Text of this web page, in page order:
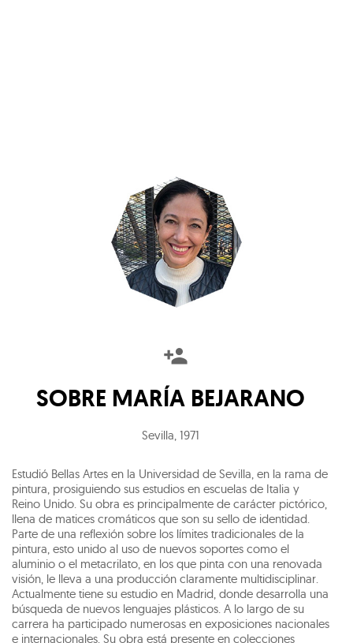
SOBRE MARÍA BEJARANO
Sevilla, 1971
Estudió Bellas Artes en la Universidad de Sevilla, en la rama de
pintura, prosiguiendo sus estudios en escuelas de Italia y
Reino Unido. Su obra es principalmente de carácter pictórico,
llena de matices cromáticos que son su sello de identidad.
Parte de una reflexión sobre los límites tradicionales de la
pintura, esto unido al uso de nuevos soportes como el
aluminio o el metacrilato, en los que pinta con una renovada
visión, le lleva a una producción claramente multidisciplinar.
Actualmente tiene su estudio en Madrid, donde desarrolla una
búsqueda de nuevos lenguajes plásticos. A lo largo de su
carrera ha participado numerosas en exposiciones nacionales
e internacionales. Su obra está presente en colecciones